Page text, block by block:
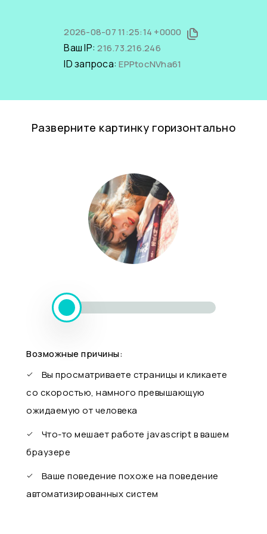
2026-08-07 11:25:14 +0000
Ваш IP:216.73.216.246
ID запроса:EPPtocNVha61
Разверните картинку горизонтально
Возможные причины:
Вы просматриваете страницы и кликаете
со скоростью, намного превышающую
ожидаемую от человека
Что-то мешает работе javascript в вашем
браузере
Ваше поведение похоже на поведение
автоматизированных систем